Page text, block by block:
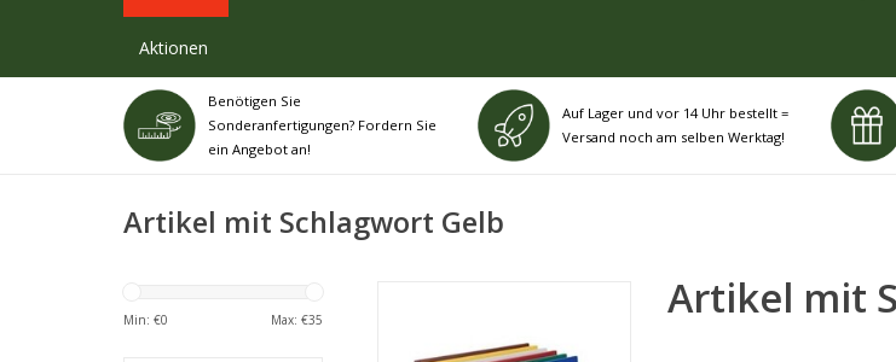
Aktionen
Benötigen Sie
Sonderanfertigungen? Fordern Sie
ein Angebot an!
Auf Lager und vor 14 Uhr bestellt =
Versand noch am selben Werktag!
Artikel mit Schlagwort Gelb
Min: €0 Max: €35
ZUM WARENKORB HINZUFÜGEN
Artikel mit